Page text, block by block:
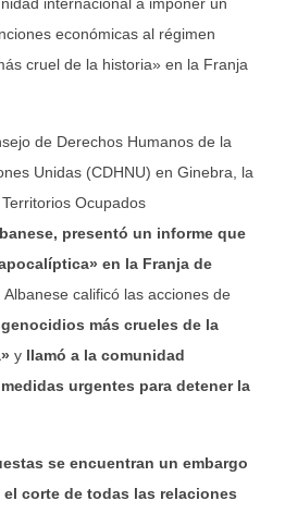
económicas al régimen
cruel de la historia» en la Franja
de Derechos Humanos de la
Unidas (CDHNU) en Ginebra, la
Ocupados
presentó un informe que
en la Franja de
calificó las acciones de
más crueles de la
y llamó a la comunidad
urgentes para detener la
se encuentran un embargo
corte de todas las relaciones